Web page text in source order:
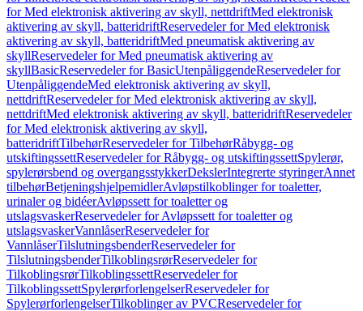
for Med elektronisk aktivering av skyll, nettdriftMed elektronisk
aktivering av skyll, batteridriftReservedeler for Med elektronisk
aktivering av skyll, batteridriftMed pneumatisk aktivering av
skyllReservedeler for Med pneumatisk aktivering av
skyllBasicReservedeler for BasicUtenpåliggendeReservedeler for
UtenpåliggendeMed elektronisk aktivering av skyll,
nettdriftReservedeler for Med elektronisk aktivering av skyll,
nettdriftMed elektronisk aktivering av skyll, batteridriftReservedeler
for Med elektronisk aktivering av skyll,
batteridriftTilbehørReservedeler for TilbehørRåbygg- og
utskiftingssettReservedeler for Råbygg- og utskiftingssettSpylerør,
spylerørsbend og overgangsstykkerDekslerIntegrerte styringerAnnet
tilbehørBetjeningshjelpemidlerAvløpstilkoblinger for toaletter,
urinaler og bidéerAvløpssett for toaletter og
utslagsvaskerReservedeler for Avløpssett for toaletter og
utslagsvaskerVannlåserReservedeler for
VannlåserTilslutningsbenderReservedeler for
TilslutningsbenderTilkoblingsrørReservedeler for
TilkoblingsrørTilkoblingssettReservedeler for
TilkoblingssettSpylerørforlengelserReservedeler for
SpylerørforlengelserTilkoblinger av PVCReservedeler for